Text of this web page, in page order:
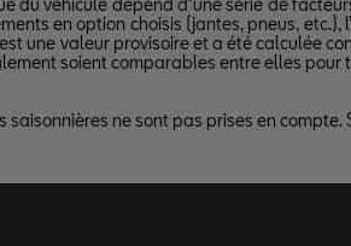
du véhicule dépend d’une série de
en option choisis (jantes, pneus,
est une valeur provisoire et a été calculée
soient comparables entre elles pour
saisonnières ne sont pas prises en